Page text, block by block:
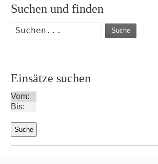
Suchen und finden
Suche
Einsätze suchen
Vom:
Bis: